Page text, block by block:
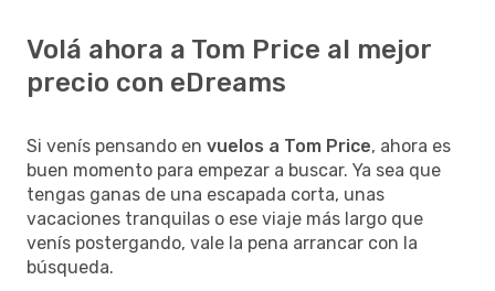
Volá ahora a Tom Price al mejor
precio con eDreams
Si venís pensando en vuelos a Tom Price, ahora es
buen momento para empezar a buscar. Ya sea que
tengas ganas de una escapada corta, unas
vacaciones tranquilas o ese viaje más largo que
venís postergando, vale la pena arrancar con la
búsqueda.